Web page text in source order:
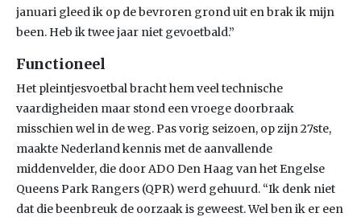
januari gleed ik op de bevroren grond uit en brak ik mijn
been. Heb ik twee jaar niet gevoetbald.”
Functioneel
Het pleintjesvoetbal bracht hem veel technische
vaardigheiden maar stond een vroege doorbraak
misschien wel in de weg. Pas vorig seizoen, op zijn 27ste,
maakte Nederland kennis met de aanvallende
middenvelder, die door ADO Den Haag van het Engelse
Queens Park Rangers (QPR) werd gehuurd. “Ik denk niet
dat die beenbreuk de oorzaak is geweest. Wel ben ik er een